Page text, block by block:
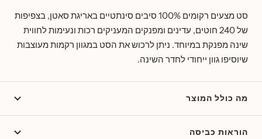
סט מצעים רקומים 100% סיבים סינתטיים באריגת סאטן, בצפיפות
של 240 חוטים, עדינים ומפנקים המעניקים רכות ונעימות לחווית
שינה מפנקת במיוחד. ניתן לרכוש את הסט במגוון רקמות מעוצבות
שיוסיפו גוון ייחודי לחדר השינה.
מה כולל המוצר
הוראות כביסה